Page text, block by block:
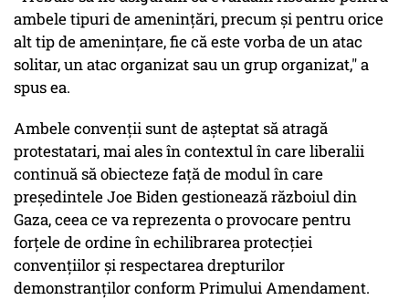
ambele tipuri de amenințări, precum și pentru orice
alt tip de amenințare, fie că este vorba de un atac
solitar, un atac organizat sau un grup organizat," a
spus ea.
Ambele convenții sunt de așteptat să atragă
protestatari, mai ales în contextul în care liberalii
continuă să obiecteze față de modul în care
președintele Joe Biden gestionează războiul din
Gaza, ceea ce va reprezenta o provocare pentru
forțele de ordine în echilibrarea protecției
convențiilor și respectarea drepturilor
demonstranților conform Primului Amendament.